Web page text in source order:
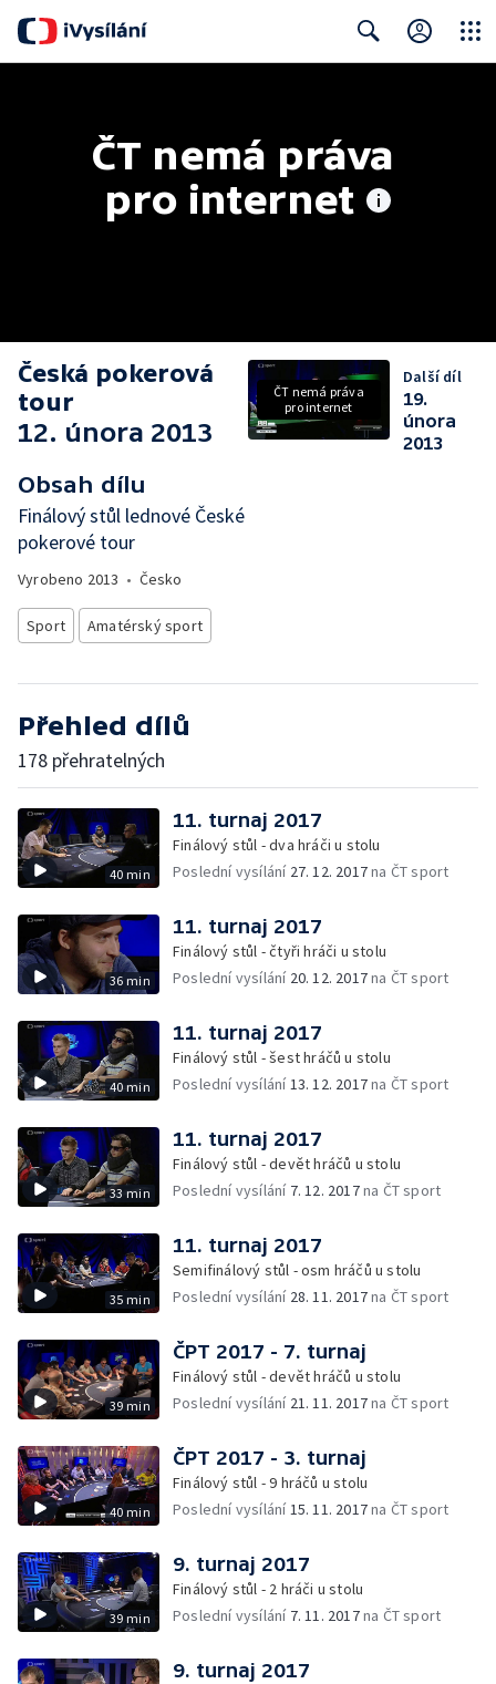
ČT nemá práva
pro internet
Česká pokerová
tour
12. února 2013
Obsah dílu
Finálový stůl lednové České
pokerové tour
Vyrobeno 2013 • Česko
Sport Amatérský sport
ČT nemá práva
pro internet
Další díl
19.
února
2013
Přehled dílů
178 přehratelných
40 min
11. turnaj 2017
Finálový stůl - dva hráči u stolu
Poslední vysílání 27. 12. 2017na ČT sport
36 min
11. turnaj 2017
Finálový stůl - čtyři hráči u stolu
Poslední vysílání 20. 12. 2017na ČT sport
40 min
11. turnaj 2017
Finálový stůl - šest hráčů u stolu
Poslední vysílání13. 12. 2017na ČT sport
33 min
11. turnaj 2017
Finálový stůl - devět hráčů u stolu
Poslední vysílání 7. 12. 2017na ČT sport
35 min
11. turnaj 2017
Semifinálový stůl - osm hráčů u stolu
Poslední vysílání 28. 11. 2017na ČT sport
39 min
ČPT 2017 - 7. turnaj
Finálový stůl - devět hráčů u stolu
Poslední vysílání 21. 11. 2017na ČT sport
40 min
ČPT 2017 - 3. turnaj
Finálový stůl - 9 hráčů u stolu
Poslední vysílání15. 11. 2017na ČT sport
39 min
9. turnaj 2017
Finálový stůl - 2 hráči u stolu
Poslední vysílání 7. 11. 2017na ČT sport
9. turnaj 2017